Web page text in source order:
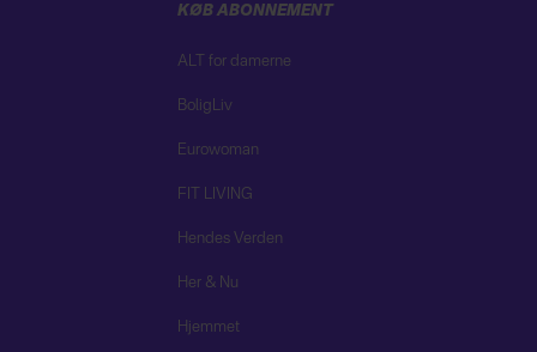
KØB ABONNEMENT
ALT for damerne
BoligLiv
Eurowoman
FIT LIVING
Hendes Verden
Her & Nu
Hjemmet